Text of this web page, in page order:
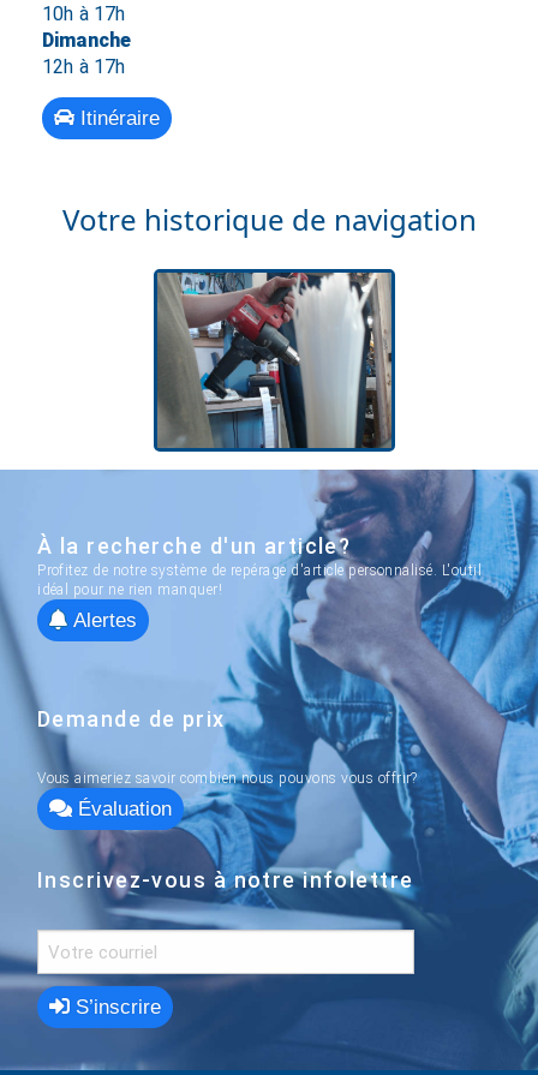
10h à 17h
Dimanche
12h à 17h
Itinéraire
Votre historique de navigation
À la recherche d'un article?
Profitez de notre système de repérage d'article personnalisé. L'outil
idéal pour ne rien manquer!
Alertes
Demande de prix
Vous aimeriez savoir combien nous pouvons vous offrir?
Évaluation
Inscrivez-vous à notre infolettre
S’inscrire